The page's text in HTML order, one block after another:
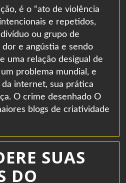
é o “ato de violência
e repetidos,
ou grupo de
dor e angústia e sendo
uma relação desigual de
problema mundial, e
internet, sua prática
O crime desenhado O
blogs de criatividade
SUAS
DO